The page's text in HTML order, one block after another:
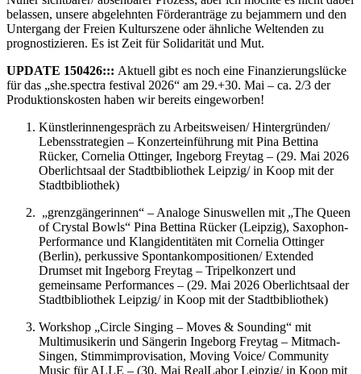
belassen, unsere abgelehnten Förderanträge zu bejammern und den
Untergang der Freien Kulturszene oder ähnliche Weltenden zu
prognostizieren. Es ist Zeit für Solidarität und Mut.
UPDATE 150426::: Aktuell gibt es noch eine Finanzierungslücke
für das „she.spectra festival 2026“ am 29.+30. Mai – ca. 2/3 der
Produktionskosten haben wir bereits eingeworben!
Künstlerinnengespräch zu Arbeitsweisen/ Hintergründen/
Lebensstrategien – Konzerteinführung mit Pina Bettina
Rücker, Cornelia Ottinger, Ingeborg Freytag – (29. Mai 2026
Oberlichtsaal der Stadtbibliothek Leipzig/ in Koop mit der
Stadtbibliothek)
„grenzgängerinnen“ – Analoge Sinuswellen mit „The Queen
of Crystal Bowls“ Pina Bettina Rücker (Leipzig), Saxophon-
Performance und Klangidentitäten mit Cornelia Ottinger
(Berlin), perkussive Spontankompositionen/ Extended
Drumset mit Ingeborg Freytag – Tripelkonzert und
gemeinsame Performances – (29. Mai 2026 Oberlichtsaal der
Stadtbibliothek Leipzig/ in Koop mit der Stadtbibliothek)
Workshop „Circle Singing – Moves & Sounding“ mit
Multimusikerin und Sängerin Ingeborg Freytag – Mitmach-
Singen, Stimmimprovisation, Moving Voice/ Community
Music für ALLE – (30. Mai RealLabor Leipzig/ in Koop mit